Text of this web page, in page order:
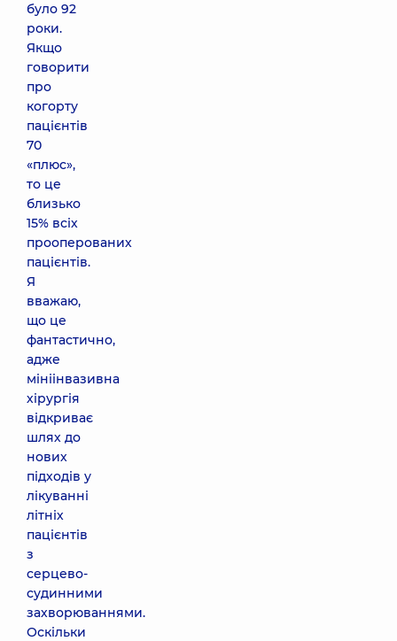
було 92
роки.
Якщо
говорити
про
когорту
пацієнтів
70
«плюс»,
то це
близько
15% всіх
прооперованих
пацієнтів.
Я
вважаю,
що це
фантастично,
адже
мініінвазивна
хірургія
відкриває
шлях до
нових
підходів у
лікуванні
літніх
пацієнтів
з
серцево-
судинними
захворюваннями.
Оскільки